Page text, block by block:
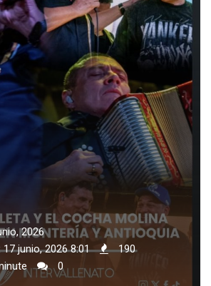
2026
junio, 2026 8:01
190
0